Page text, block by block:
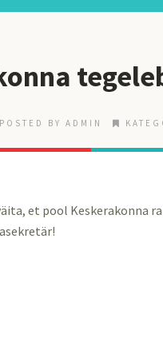
POSTED BY ADMIN
et pool Keskerakonna